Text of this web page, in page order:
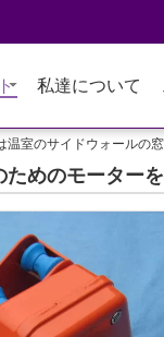
私達について
温室のサイドウォールの
めのモーター